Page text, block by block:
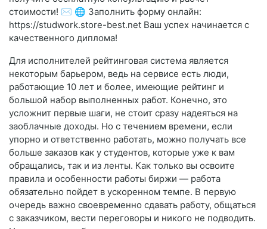
стоимости! ✉️ 🌐 Заполнить форму онлайн:
https://studwork.store-best.net Ваш успех начинается с
качественного диплома!
Для исполнителей рейтинговая система является
некоторым барьером, ведь на сервисе есть люди,
работающие 10 лет и более, имеющие рейтинг и
большой набор выполненных работ. Конечно, это
усложнит первые шаги, не стоит сразу надеяться на
заоблачные доходы. Но с течением времени, если
упорно и ответственно работать, можно получать все
больше заказов как у студентов, которые уже к вам
обращались, так и из ленты. Как только вы освоите
правила и особенности работы биржи — работа
обязательно пойдет в ускоренном темпе. В первую
очередь важно своевременно сдавать работу, общаться
с заказчиком, вести переговоры и никого не подводить.